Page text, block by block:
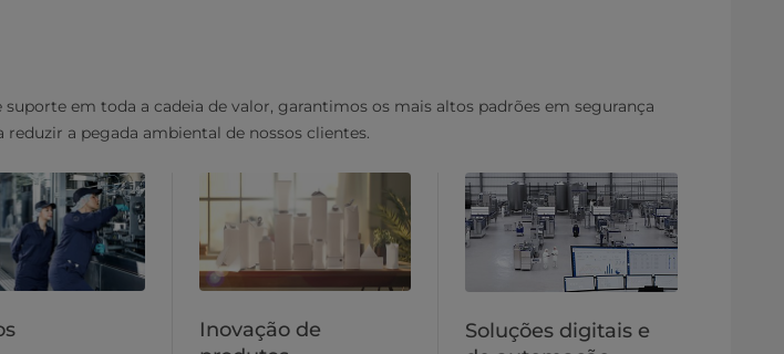
em toda a cadeia de valor, garantimos os mais altos padrões em segurança
a pegada ambiental de nossos clientes.
Inovação de
Soluções digitais e